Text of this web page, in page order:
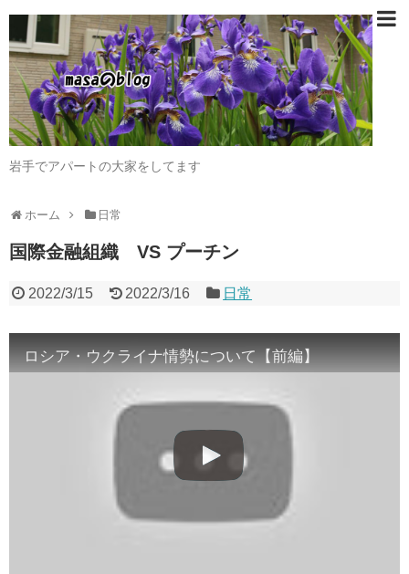
岩手でアパートの大家をしてます
ホーム 日常
国際金融組織 VS プーチン
2022/3/15 2022/3/16 日常
ロシア・ウクライナ情勢について【前編】